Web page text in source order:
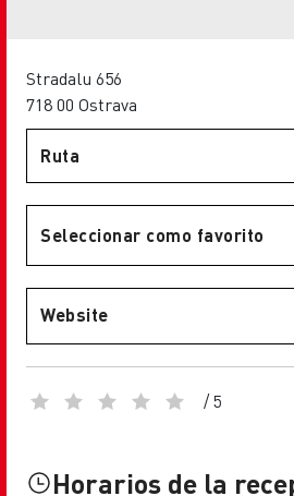
Stradalu 656
718 00 Ostrava
Ruta
Seleccionar como favorito
Website
/ 5
Horarios de la